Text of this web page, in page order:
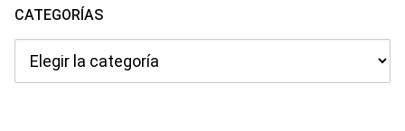
CATEGORÍAS